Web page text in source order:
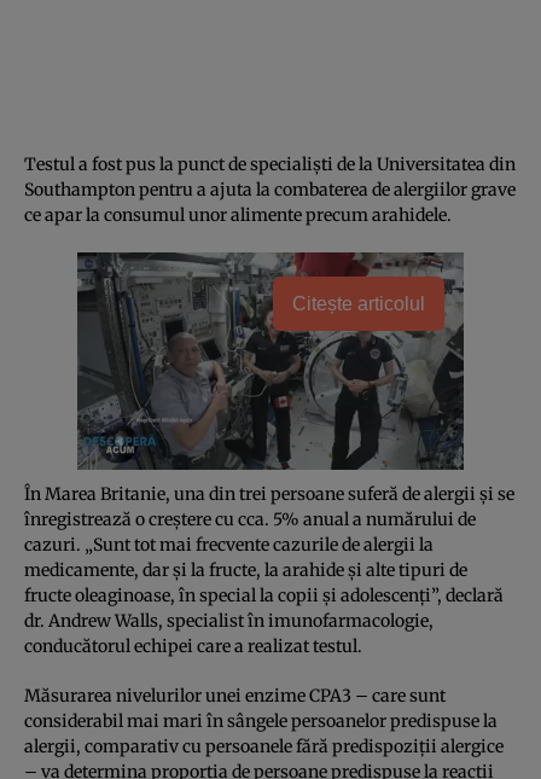
Testul a fost pus la punct de specialişti de la Universitatea din
Southampton pentru a ajuta la combaterea de alergiilor grave
ce apar la consumul unor alimente precum arahidele.
Citește articolul
În Marea Britanie, una din trei persoane suferă de alergii şi se
înregistrează o creştere cu cca. 5% anual a numărului de
cazuri. „Sunt tot mai frecvente cazurile de alergii la
medicamente, dar şi la fructe, la arahide şi alte tipuri de
fructe oleaginoase, în special la copii şi adolescenţi”, declară
dr. Andrew Walls, specialist în imunofarmacologie,
conducătorul echipei care a realizat testul.
Măsurarea nivelurilor unei enzime CPA3 – care sunt
considerabil mai mari în sângele persoanelor predispuse la
alergii, comparativ cu persoanele fără predispoziţii alergice
– va determina proporţia de persoane predispuse la reacţii